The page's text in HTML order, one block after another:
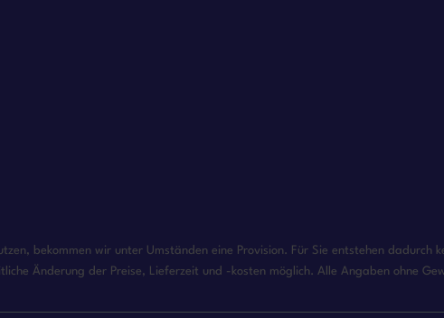
bekommen wir unter Umständen eine Provision. Für Sie entstehen dadurch
Änderung der Preise, Lieferzeit und -kosten möglich. Alle Angaben ohne